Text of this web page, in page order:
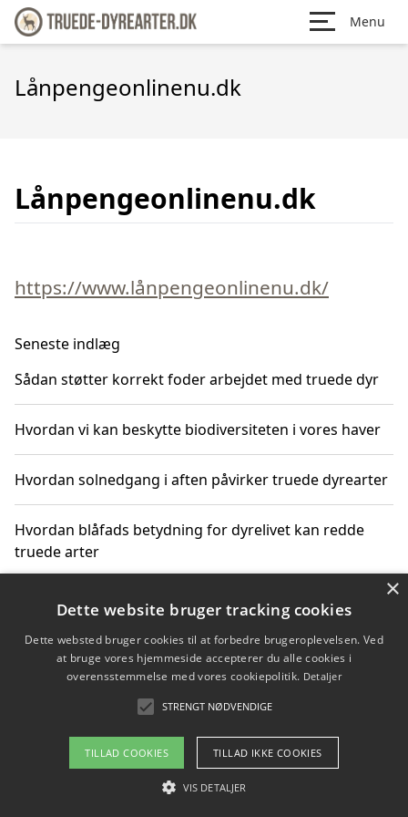
Menu
Lånpengeonlinenu.dk
Lånpengeonlinenu.dk
https://www.lånpengeonlinenu.dk/
Seneste indlæg
Sådan støtter korrekt foder arbejdet med truede dyr
Hvordan vi kan beskytte biodiversiteten i vores haver
Hvordan solnedgang i aften påvirker truede dyrearter
Hvordan blåfads betydning for dyrelivet kan redde
truede arter
Hvordan kan gaver til unge voksne støtte bevarelsen
Copyright 2026 - Pilanto Aps
Om / kontakt
Blog Betingelser
×
Dette website bruger tracking cookies
Dette websted bruger cookies til at forbedre brugeroplevelsen. Ved
at bruge vores hjemmeside accepterer du alle cookies i
overensstemmelse med vores cookiepolitik. Detaljer
STRENGT NØDVENDIGE
TILLAD COOKIES TILLAD IKKE COOKIES
VIS DETALJER